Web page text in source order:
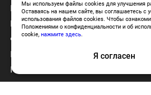
Мы используем файлы cookies для улучшения
Оставаясь на нашем сайте, вы соглашаетесь с
использования файлов cookies. Чтобы
Положениями о конфиденциальности и об
cookie,нажмите здесь.
Я согласен
Портфолио
Блог
Франчайзинг MESH
Политика использования cookies
Политика конфиденциальности